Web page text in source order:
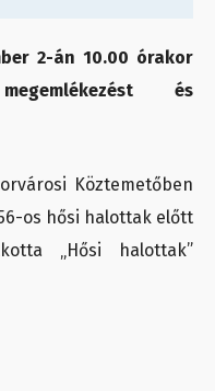
2-án 10.00 órakor
és
Köztemetőben
os hősi halottak előtt
„Hősi halottak”